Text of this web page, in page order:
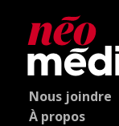
Nous joindre
À propos